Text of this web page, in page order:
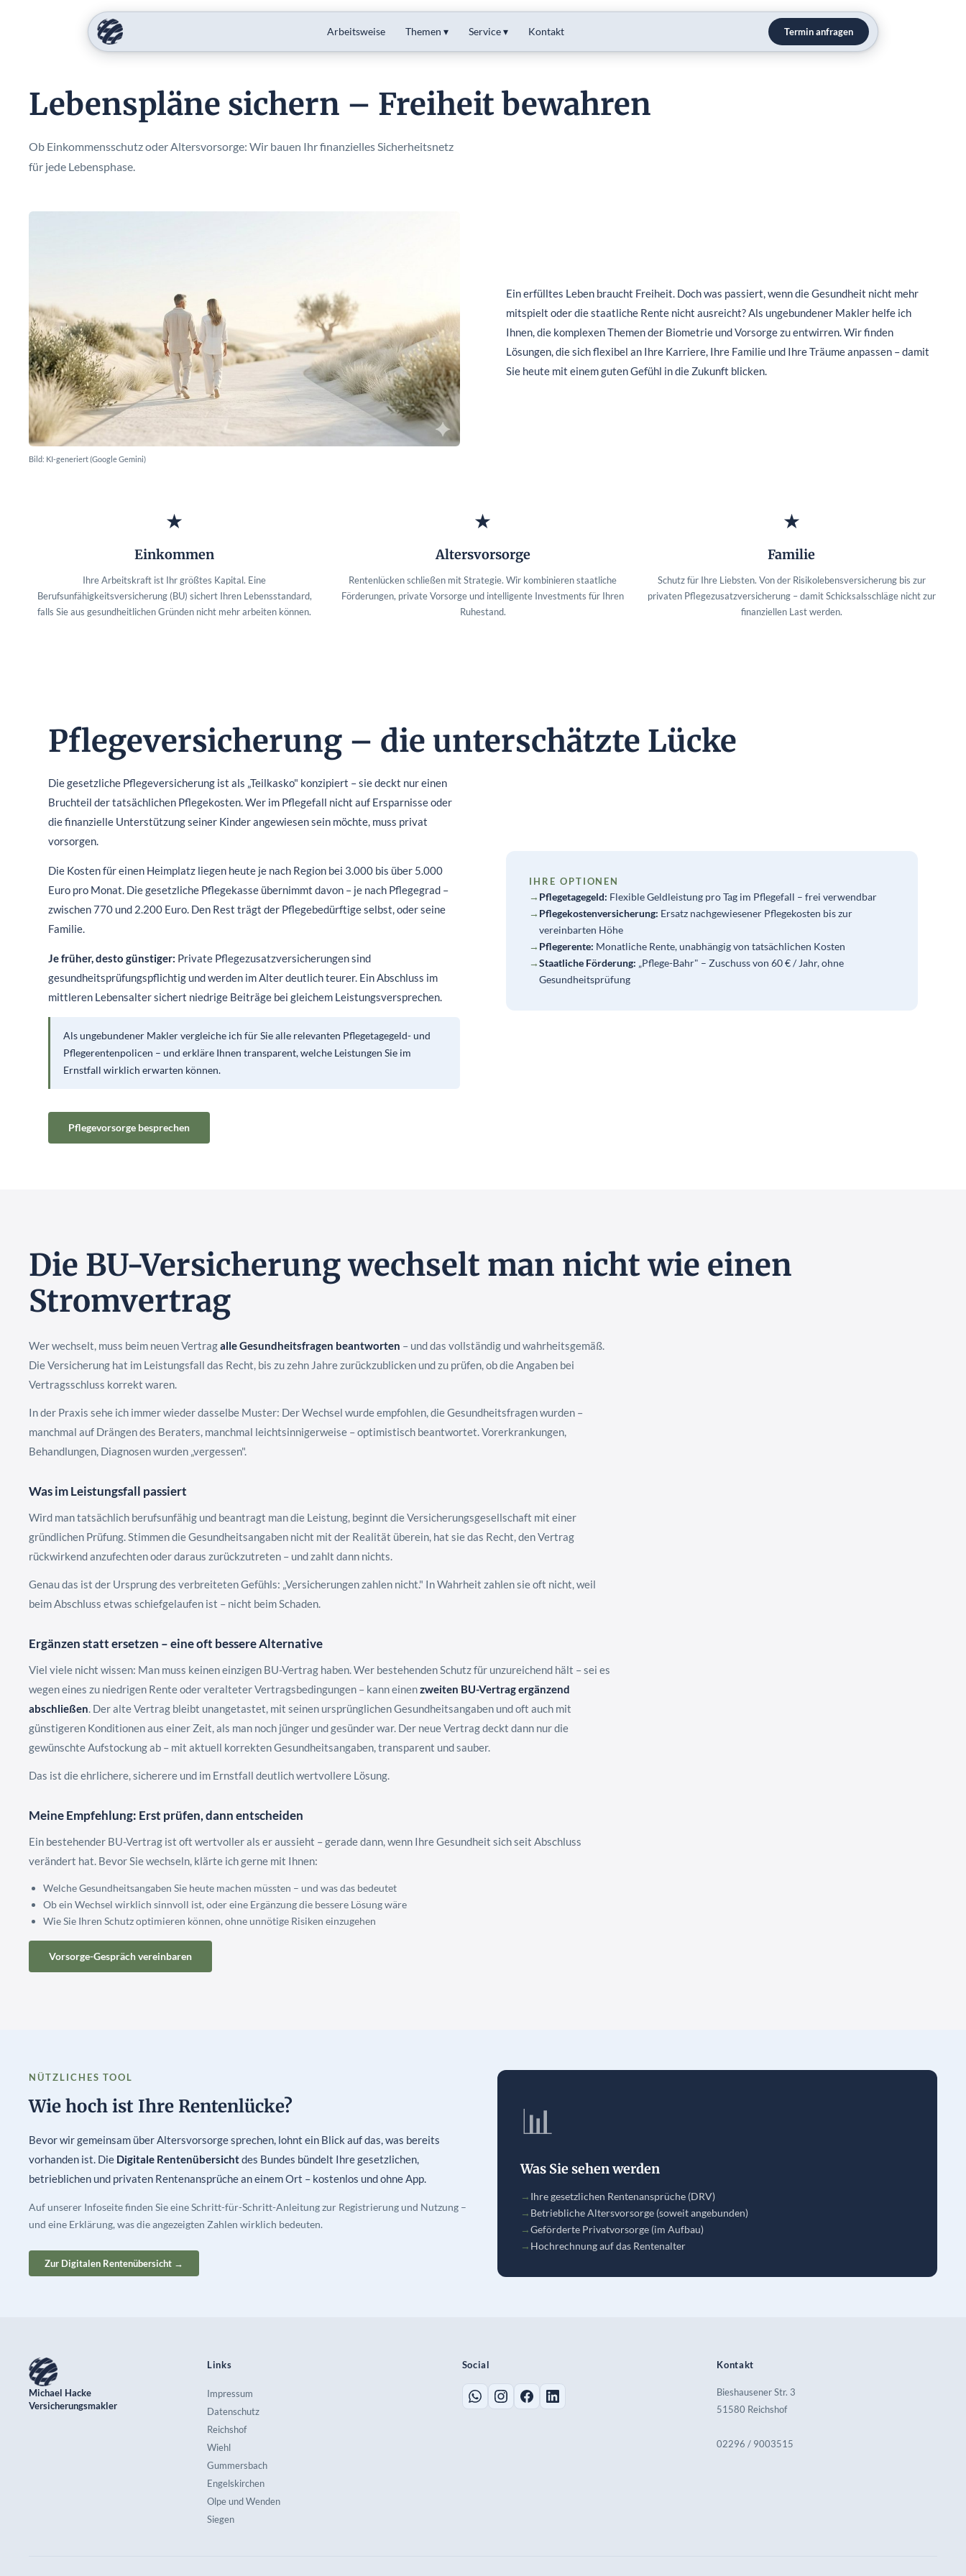
Arbeitsweise Themen ▾ Service ▾ Kontakt Termin anfragen
Lebenspläne sichern – Freiheit bewahren
Ob Einkommensschutz oder Altersvorsorge: Wir bauen Ihr finanzielles Sicherheitsnetz
für jede Lebensphase.
Bild: KI-generiert (Google Gemini)
Ein erfülltes Leben braucht Freiheit. Doch was passiert, wenn die Gesundheit nicht mehr
mitspielt oder die staatliche Rente nicht ausreicht? Als ungebundener Makler helfe ich
Ihnen, die komplexen Themen der Biometrie und Vorsorge zu entwirren. Wir finden
Lösungen, die sich flexibel an Ihre Karriere, Ihre Familie und Ihre Träume anpassen – damit
Sie heute mit einem guten Gefühl in die Zukunft blicken.
★
Einkommen
Ihre Arbeitskraft ist Ihr größtes Kapital. Eine
Berufsunfähigkeitsversicherung (BU) sichert Ihren Lebensstandard,
falls Sie aus gesundheitlichen Gründen nicht mehr arbeiten können.
★
Altersvorsorge
Rentenlücken schließen mit Strategie. Wir kombinieren staatliche
Förderungen, private Vorsorge und intelligente Investments für Ihren
Ruhestand.
★
Familie
Schutz für Ihre Liebsten. Von der Risikolebensversicherung bis zur
privaten Pflegezusatzversicherung – damit Schicksalsschläge nicht zur
finanziellen Last werden.
Pflegeversicherung – die unterschätzte Lücke
Die gesetzliche Pflegeversicherung ist als „Teilkasko" konzipiert – sie deckt nur einen
Bruchteil der tatsächlichen Pflegekosten. Wer im Pflegefall nicht auf Ersparnisse oder
die finanzielle Unterstützung seiner Kinder angewiesen sein möchte, muss privat
vorsorgen.
Die Kosten für einen Heimplatz liegen heute je nach Region bei 3.000 bis über 5.000
Euro pro Monat. Die gesetzliche Pflegekasse übernimmt davon – je nach Pflegegrad –
zwischen 770 und 2.200 Euro. Den Rest trägt der Pflegebedürftige selbst, oder seine
Familie.
Je früher, desto günstiger: Private Pflegezusatzversicherungen sind
gesundheitsprüfungspflichtig und werden im Alter deutlich teurer. Ein Abschluss im
mittleren Lebensalter sichert niedrige Beiträge bei gleichem Leistungsversprechen.
Als ungebundener Makler vergleiche ich für Sie alle relevanten Pflegetagegeld- und
Pflegerentenpolicen – und erkläre Ihnen transparent, welche Leistungen Sie im
Ernstfall wirklich erwarten können.
IHRE OPTIONEN
→ Pflegetagegeld: Flexible Geldleistung pro Tag im Pflegefall – frei verwendbar
→ Pflegekostenversicherung: Ersatz nachgewiesener Pflegekosten bis zur
vereinbarten Höhe
→ Pflegerente: Monatliche Rente, unabhängig von tatsächlichen Kosten
→Staatliche Förderung: „Pflege-Bahr" – Zuschuss von 60 € / Jahr, ohne
Gesundheitsprüfung
Pflegevorsorge besprechen
Die BU-Versicherung wechselt man nicht wie einen
Stromvertrag
Wer wechselt, muss beim neuen Vertragalle Gesundheitsfragen beantworten – und das vollständig und wahrheitsgemäß.
Die Versicherung hat im Leistungsfall das Recht, bis zu zehn Jahre zurückzublicken und zu prüfen, ob die Angaben bei
Vertragsschluss korrekt waren.
In der Praxis sehe ich immer wieder dasselbe Muster: Der Wechsel wurde empfohlen, die Gesundheitsfragen wurden –
manchmal auf Drängen des Beraters, manchmal leichtsinnigerweise – optimistisch beantwortet. Vorerkrankungen,
Behandlungen, Diagnosen wurden „vergessen".
Was im Leistungsfall passiert
Wird man tatsächlich berufsunfähig und beantragt man die Leistung, beginnt die Versicherungsgesellschaft mit einer
gründlichen Prüfung. Stimmen die Gesundheitsangaben nicht mit der Realität überein, hat sie das Recht, den Vertrag
rückwirkend anzufechten oder daraus zurückzutreten – und zahlt dann nichts.
Genau das ist der Ursprung des verbreiteten Gefühls: „Versicherungen zahlen nicht." In Wahrheit zahlen sie oft nicht, weil
beim Abschluss etwas schiefgelaufen ist – nicht beim Schaden.
Ergänzen statt ersetzen – eine oft bessere Alternative
Viel viele nicht wissen: Man muss keinen einzigen BU-Vertrag haben. Wer bestehenden Schutz für unzureichend hält – sei es
wegen eines zu niedrigen Rente oder veralteter Vertragsbedingungen – kann einenzweiten BU-Vertrag ergänzend
abschließen. Der alte Vertrag bleibt unangetastet, mit seinen ursprünglichen Gesundheitsangaben und oft auch mit
günstigeren Konditionen aus einer Zeit, als man noch jünger und gesünder war. Der neue Vertrag deckt dann nur die
gewünschte Aufstockung ab – mit aktuell korrekten Gesundheitsangaben, transparent und sauber.
Das ist die ehrlichere, sicherere und im Ernstfall deutlich wertvollere Lösung.
Meine Empfehlung: Erst prüfen, dann entscheiden
Ein bestehender BU-Vertrag ist oft wertvoller als er aussieht – gerade dann, wenn Ihre Gesundheit sich seit Abschluss
verändert hat. Bevor Sie wechseln, klärte ich gerne mit Ihnen:
Welche Gesundheitsangaben Sie heute machen müssten – und was das bedeutet
Ob ein Wechsel wirklich sinnvoll ist, oder eine Ergänzung die bessere Lösung wäre
Wie Sie Ihren Schutz optimieren können, ohne unnötige Risiken einzugehen
Vorsorge-Gespräch vereinbaren
NÜTZLICHES TOOL
Wie hoch ist Ihre Rentenlücke?
Bevor wir gemeinsam über Altersvorsorge sprechen, lohnt ein Blick auf das, was bereits
vorhanden ist. Die Digitale Rentenübersichtdes Bundes bündelt Ihre gesetzlichen,
betrieblichen und privaten Rentenansprüche an einem Ort – kostenlos und ohne App.
Auf unserer Infoseite finden Sie eine Schritt-für-Schritt-Anleitung zur Registrierung und Nutzung –
und eine Erklärung, was die angezeigten Zahlen wirklich bedeuten.
Zur Digitalen Rentenübersicht →
📊
Was Sie sehen werden
→ Ihre gesetzlichen Rentenansprüche (DRV)
→ Betriebliche Altersvorsorge (soweit angebunden)
→Geförderte Privatvorsorge (im Aufbau)
→ Hochrechnung auf das Rentenalter
Michael Hacke
Versicherungsmakler
Links
Impressum
Datenschutz
Reichshof
Wiehl
Gummersbach
Engelskirchen
Olpe und Wenden
Siegen
Social Kontakt
Bieshausener Str. 3
51580 Reichshof
02296 / 9003515